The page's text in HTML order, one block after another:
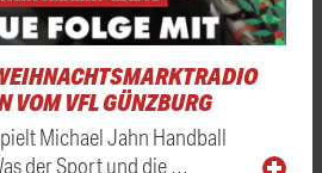
VOM VFL GÜNZBURG
Michael Jahn Handball
der Sport und die …